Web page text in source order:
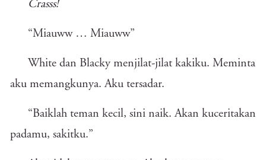
Crasss!
“Miauww … Miauww”
White dan Blacky menjilat-jilat kakiku. Meminta
aku memangkunya. Aku tersadar.
“Baiklah teman kecil, sini naik. Akan kuceritakan
padamu, sakitku.”